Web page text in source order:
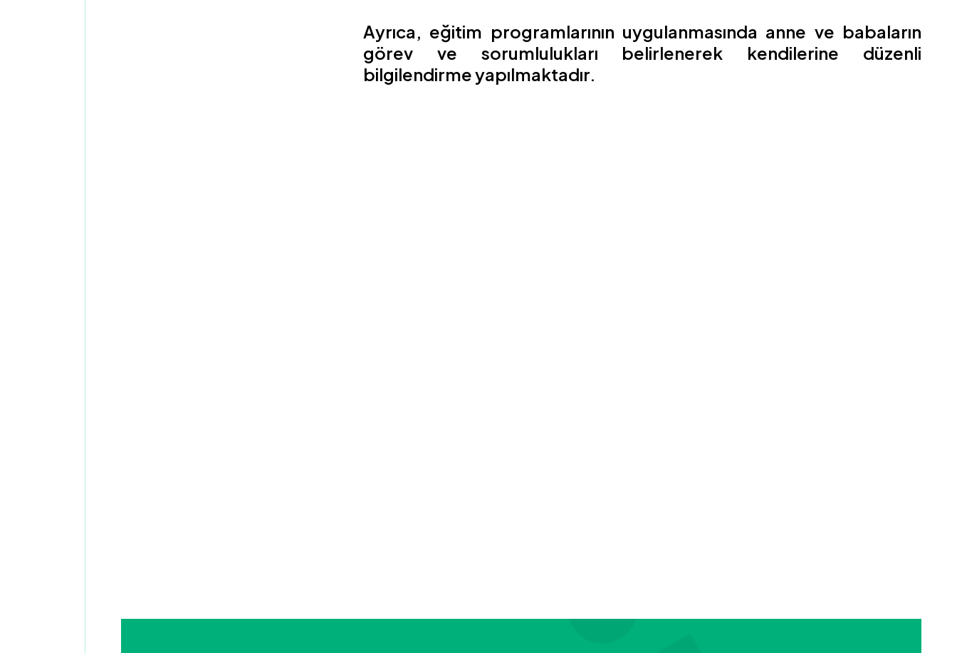
Ayrıca, eğitim programlarının uygulanmasında anne ve babaların
görev ve sorumlulukları belirlenerek kendilerine düzenli
bilgilendirme yapılmaktadır.